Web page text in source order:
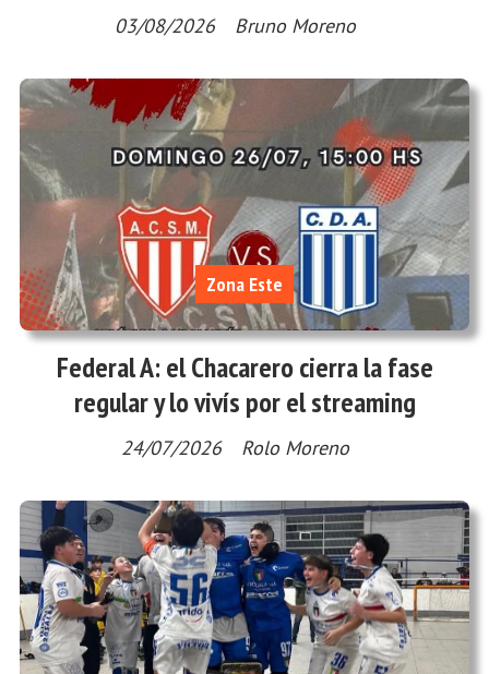
Bruno Moreno
03/08/2026
Federal A: el Chacarero cierra la fase
regular y lo vivís por el streaming
Rolo Moreno
Zona Este
24/07/2026